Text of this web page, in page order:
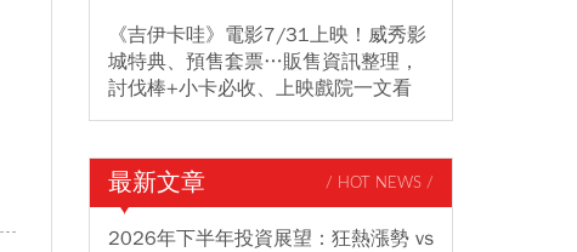
《吉伊卡哇》電影7/31上映！威秀影
城特典、預售套票…販售資訊整理，
討伐棒+小卡必收、上映戲院一文看
最新文章 / HOT NEWS /
2026年下半年投資展望：狂熱漲勢 vs